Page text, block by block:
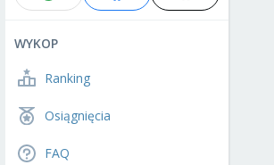
WYKOP
Ranking
Osiągnięcia
FAQ